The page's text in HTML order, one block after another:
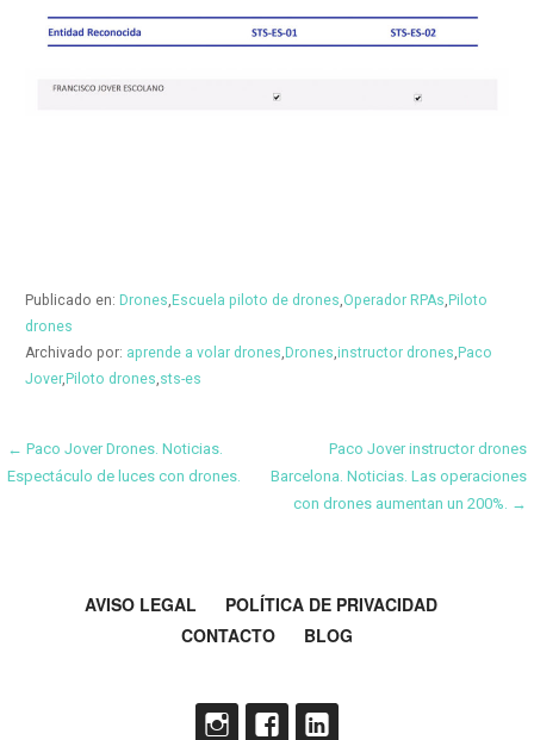
Publicado en: Drones, Escuela piloto de drones,Operador RPAs, Piloto
drones
Archivado por: aprende a volar drones, Drones,instructor drones, Paco
Jover, Piloto drones,sts-es
Navegación
← Paco Jover Drones. Noticias.
Espectáculo de luces con drones.
Paco Jover instructor drones
Barcelona. Noticias. Las operaciones
con drones aumentan un 200%. →
AVISO LEGAL
POLÍTICA DE PRIVACIDAD
CONTACTO
BLOG